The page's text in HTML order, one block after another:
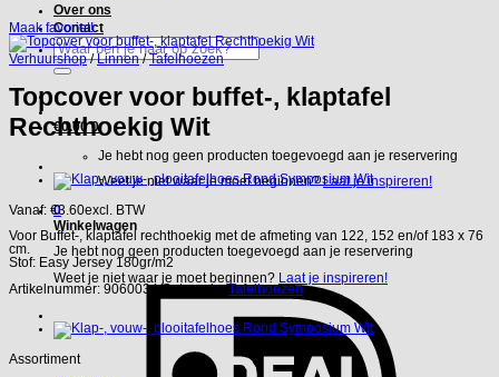
Over ons
Contact
Zoeken
naar:
€0.00 0
Je hebt nog geen producten toegevoegd aan je reservering
Weet je niet waar je moet beginnen?Laat je inspireren!
0
Winkelwagen
Je hebt nog geen producten toegevoegd aan je reservering
Weet je niet waar je moet beginnen?
Laat je inspireren!
Maak favoriet!
Verhuurshop / Linnen / Tafelhoezen
Topcover voor buffet-, klaptafel
Rechthoekig Wit
Vanaf: €3.60excl. BTW
Voor Buffet-, klaptafel rechthoekig met de afmeting van 122, 152 en/of 183 x 76
cm.
Stof: Easy Jersey 180gr/m2
Artikelnummer: 9060034 Categorie:Tafelhoezen
Assortiment